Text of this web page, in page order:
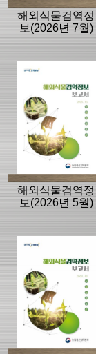
해외식물검역정
보(2026년 7월)
해외식물검역정
보(2026년 5월)